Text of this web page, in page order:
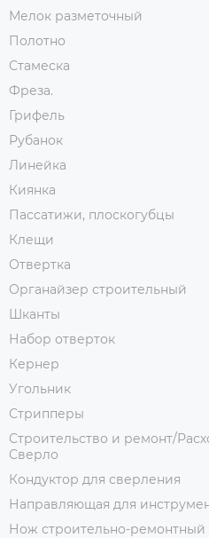
Мелок разметочный
Полотно
Стамеска
Фреза.
Грифель
Рубанок
Линейка
Киянка
Пассатижи, плоскогубцы
Клещи
Отвертка
Органайзер строительный
Шканты
Набор отверток
Кернер
Угольник
Стрипперы
Строительство и ремонт/
Сверло
Кондуктор для сверления
Направляющая для
Нож строительно-ремонтный